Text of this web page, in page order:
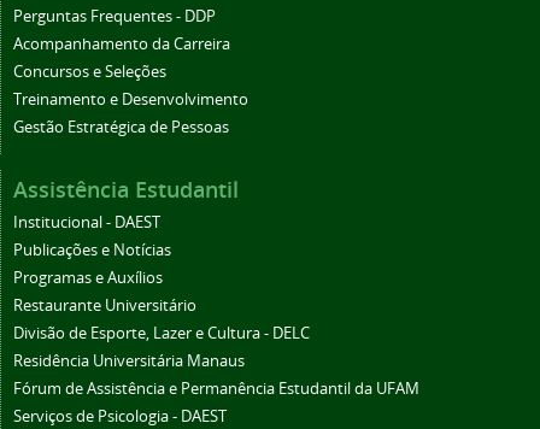
Perguntas Frequentes - DDP
Acompanhamento da Carreira
Concursos e Seleções
Treinamento e Desenvolvimento
Gestão Estratégica de Pessoas
Assistência Estudantil
Institucional - DAEST
Publicações e Notícias
Programas e Auxílios
Restaurante Universitário
Divisão de Esporte, Lazer e Cultura - DELC
Residência Universitária Manaus
Fórum de Assistência e Permanência Estudantil da UFAM
Serviços de Psicologia - DAEST